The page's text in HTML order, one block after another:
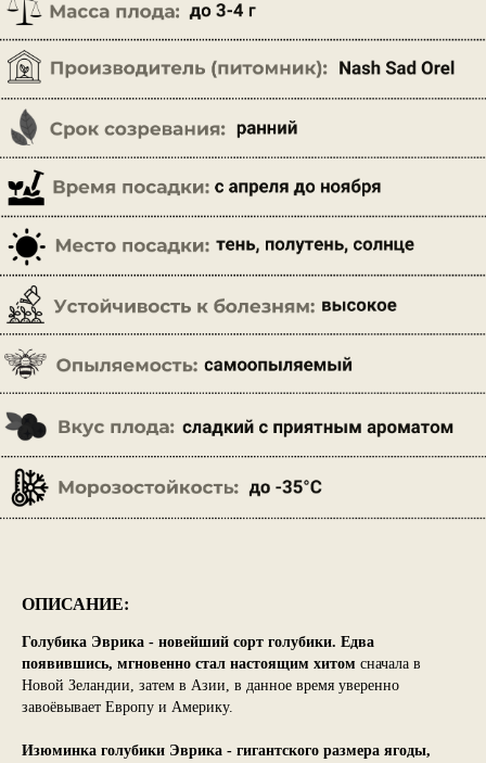
ОПИСАНИЕ:
Голубика Эврика - новейший сорт голубики. Едва
появившись, мгновенно стал настоящим хитом сначала в
Новой Зеландии, затем в Азии, в данное время уверенно
завоёвывает Европу и Америку.
Изюминка голубики Эврика - гигантского размера ягоды,